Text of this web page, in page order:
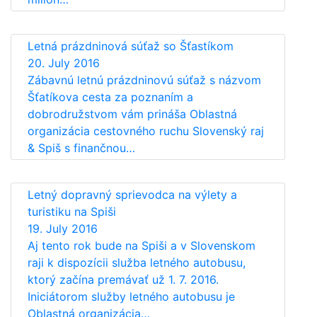
Letná prázdninová súťaž so Šťastíkom
20. July 2016
Zábavnú letnú prázdninovú súťaž s názvom
Šťatíkova cesta za poznaním a
dobrodružstvom vám prináša Oblastná
organizácia cestovného ruchu Slovenský raj
& Spiš s finančnou…
Letný dopravný sprievodca na výlety a
turistiku na Spiši
19. July 2016
Aj tento rok bude na Spiši a v Slovenskom
raji k dispozícii služba letného autobusu,
ktorý začína premávať už 1. 7. 2016.
Iniciátorom služby letného autobusu je
Oblastná organizácia…